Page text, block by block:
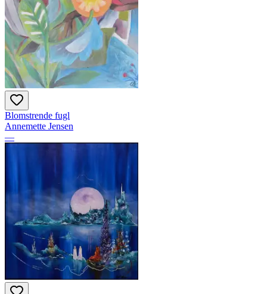
Blomstrende fugl
Annemette Jensen
—